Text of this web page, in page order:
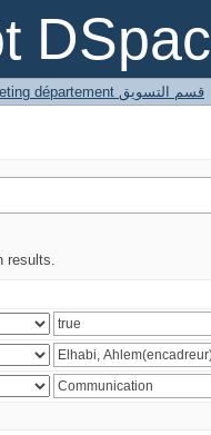
4 Marketing département قسم التسويق
results.